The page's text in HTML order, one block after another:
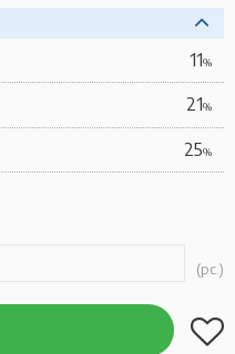
11%
21%
25%
pc.
Add